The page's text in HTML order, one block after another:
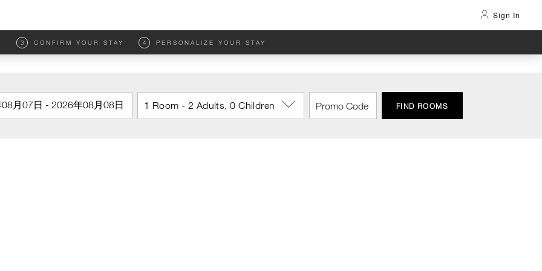
Sign In
3 CONFIRM YOUR STAY 4 PERSONALIZE YOUR STAY
1 Room - 2 Adults, 0 Children FIND ROOMS